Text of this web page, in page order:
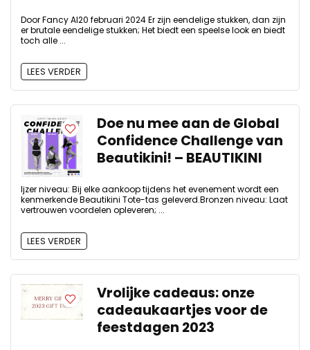
Door Fancy AI20 februari 2024 Er zijn eendelige stukken, dan zijn
er brutale eendelige stukken; Het biedt een speelse look en biedt
toch alle ...
LEES VERDER
Doe nu mee aan de Global
Confidence Challenge van
Beautikini! – BEAUTIKINI
Ijzer niveau: Bij elke aankoop tijdens het evenement wordt een
kenmerkende Beautikini Tote-tas geleverd.Bronzen niveau: Laat
vertrouwen voordelen opleveren; ...
LEES VERDER
Vrolijke cadeaus: onze
cadeaukaartjes voor de
feestdagen 2023